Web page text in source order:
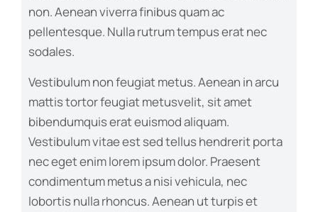
non. Aenean viverra finibus quam ac
pellentesque. Nulla rutrum tempus erat nec
sodales.
Vestibulum non feugiat metus. Aenean in arcu
mattis tortor feugiat metusvelit, sit amet
bibendumquis erat euismod aliquam.
Vestibulum vitae est sed tellus hendrerit porta
nec eget enim lorem ipsum dolor. Praesent
condimentum metus a nisi vehicula, nec
lobortis nulla rhoncus. Aenean ut turpis et